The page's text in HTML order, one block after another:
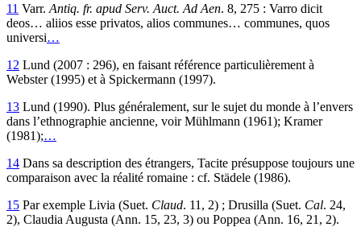
11 Varr. Antiq. fr. apud Serv. Auct. Ad Aen. 8, 275 : Varro dicit
deos… aliios esse privatos, alios communes… communes, quos
universi…
12 Lund (2007 : 296), en faisant référence particulièrement à
Webster (1995) et à Spickermann (1997).
13 Lund (1990). Plus généralement, sur le sujet du monde à l’envers
dans l’ethnographie ancienne, voir Mühlmann (1961); Kramer
(1981);…
14 Dans sa description des étrangers, Tacite présuppose toujours une
comparaison avec la réalité romaine : cf. Städele (1986).
15 Par exemple Livia (Suet. Claud. 11, 2) ; Drusilla (Suet. Cal. 24,
2), Claudia Augusta (Ann. 15, 23, 3) ou Poppea (Ann. 16, 21, 2).